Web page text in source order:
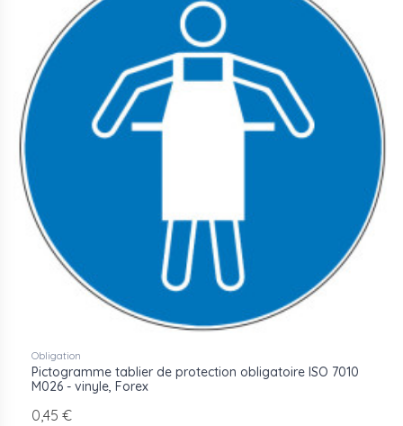
Obligation
Pictogramme tablier de protection obligatoire ISO 7010
M026 - vinyle, Forex
0,45 €